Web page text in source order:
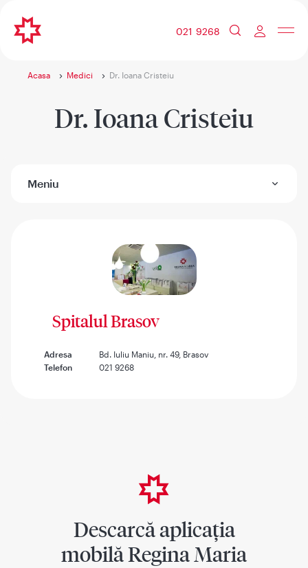
021 9268
Acasa Medici Dr. Ioana Cristeiu
Dr. Ioana Cristeiu
Meniu
Spitalul Brasov
Adresa
Bd. Iuliu Maniu, nr. 49, Brasov
Telefon
021 9268
Descarcă aplicația
mobilă Regina Maria